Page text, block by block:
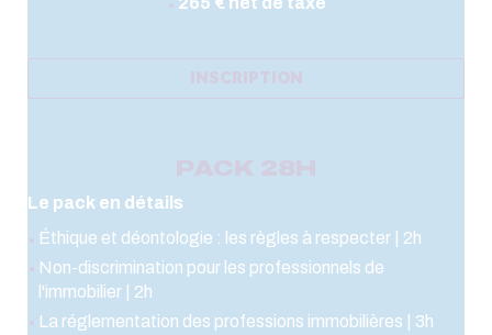
Le pack en détails
Éthique et déontologie : les règles à respecter | 2h
Non-discrimination pour les professionnels de
l'immobilier | 2h
La réglementation des professions immobilières | 3h